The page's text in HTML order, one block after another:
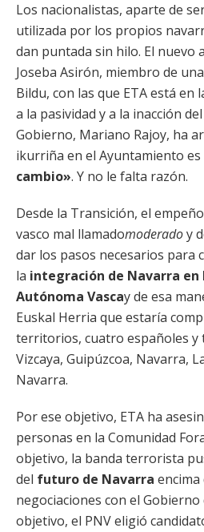
Los nacionalistas, aparte de
utilizada por los propios
dan puntada sin hilo. El nuevo
Joseba Asirón, miembro de
Bildu, con las que ETA está en
a la pasividad y a la inacción
Gobierno, Mariano Rajoy, ha
ikurriña en el Ayuntamiento es
cambio». Y no le falta razón.
Desde la Transición, el
vasco mal llamadomoderadoy
dar los pasos necesarios para
la integración de Navarra en
Autónoma Vascay de esa
Euskal Herria que estaría
territorios, cuatro españoles y
Vizcaya, Guipúzcoa, Navarra,
Navarra.
Por ese objetivo, ETA ha
personas en la Comunidad
objetivo, la banda terrorista
del futuro de Navarra encima
negociaciones con el
objetivo, el PNV eligió